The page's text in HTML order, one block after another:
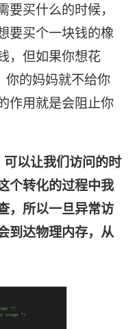
买什么的时候，
要买个一块钱的橡
，但如果你想花
你的妈妈就不给你
作用就是会阻止你
以让我们访问的时
个转化的过程中我
，所以一旦异常访
到达物理内存，从